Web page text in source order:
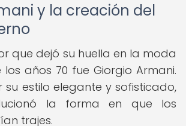
y la creación del
que dejó su huella en la moda
años 70 fue Giorgio Armani.
estilo elegante y sofisticado,
la forma en que los
trajes.